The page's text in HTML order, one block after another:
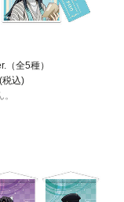
全5種）
税込)